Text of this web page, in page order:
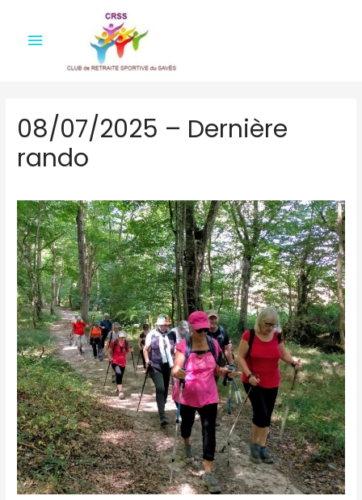
Menu
principal
08/07/2025 – Dernière
rando